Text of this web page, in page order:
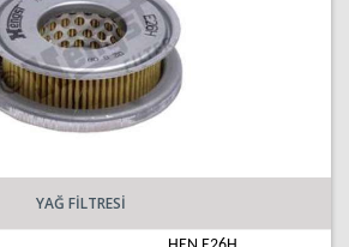
YAĞ FİLTRESİ